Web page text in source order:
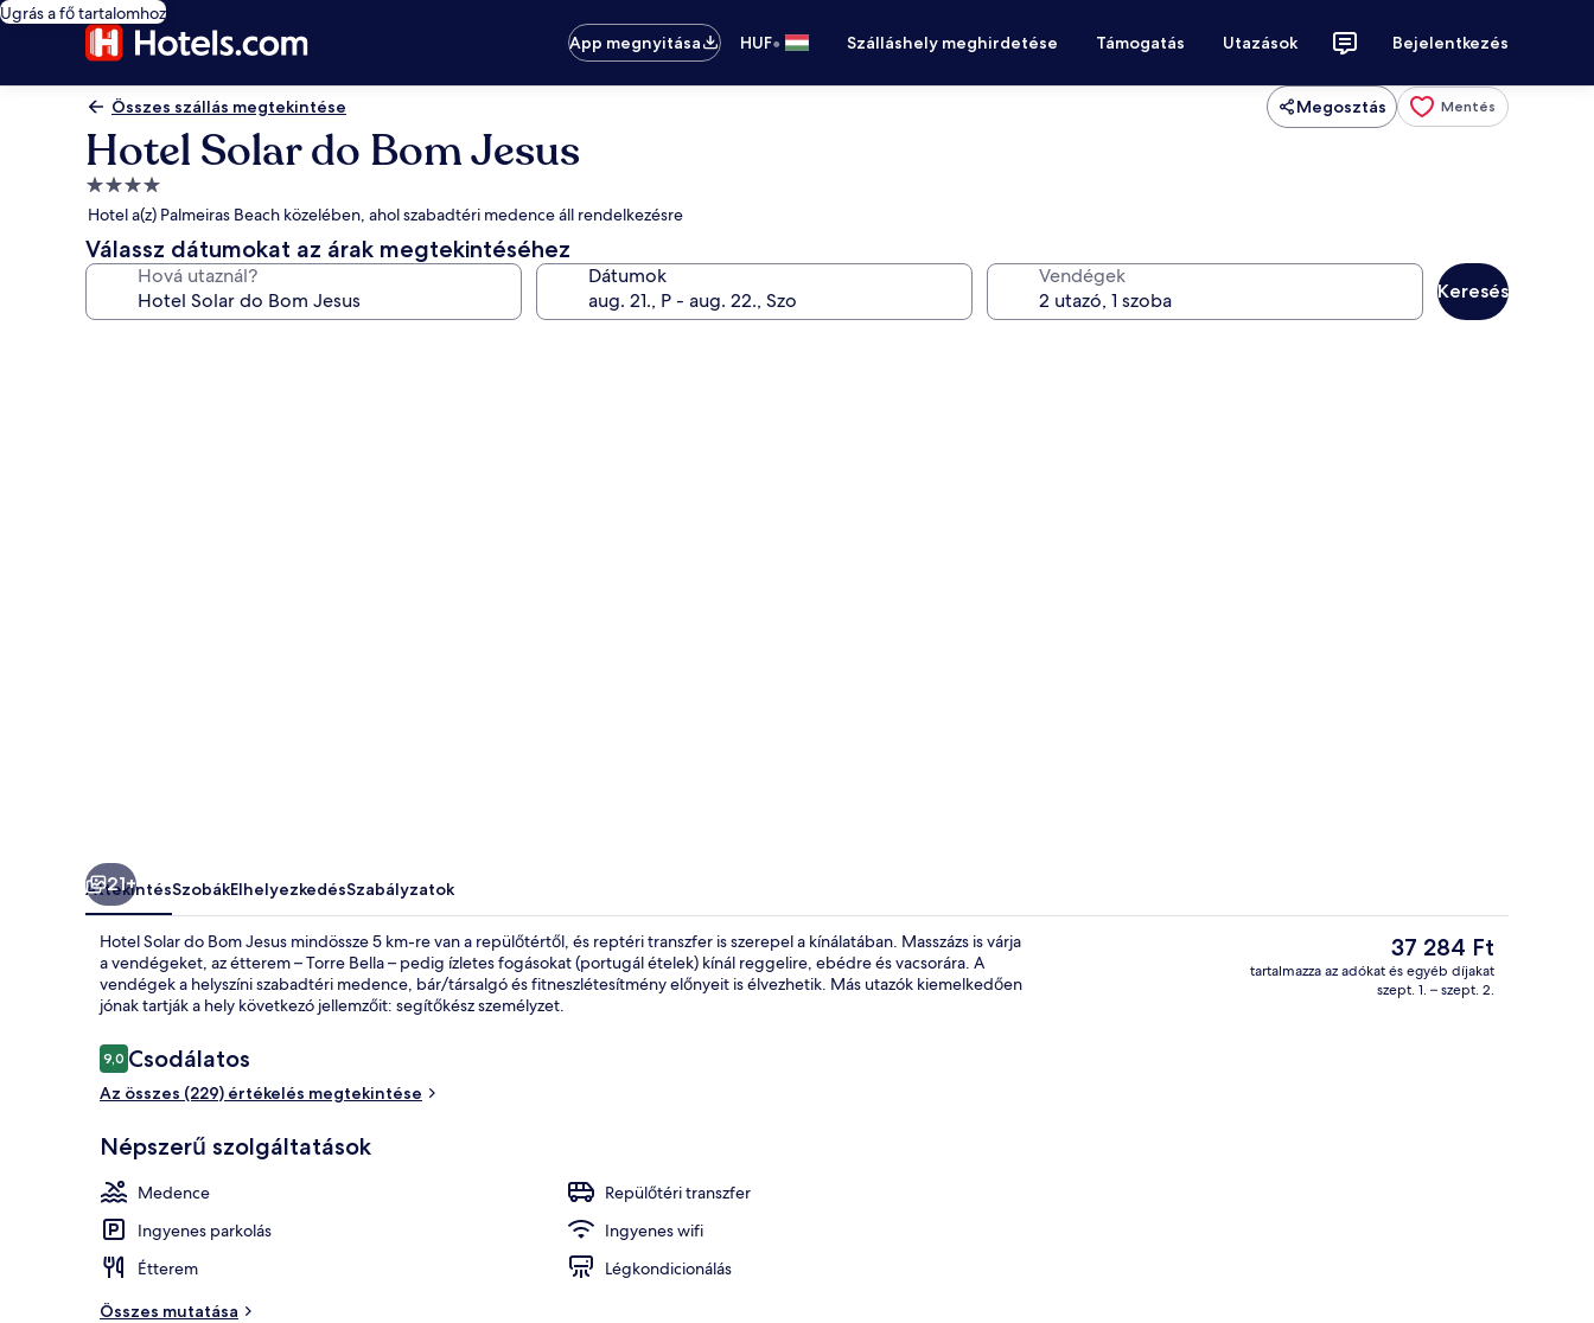
Ugrás a fő tartalomhoz
App megnyitása
HUF• Szálláshely meghirdetése Támogatás Utazások Bejelentkezés
Összes szállás megtekintése Megosztás Mentés
Hotel Solar do Bom Jesus
4.0
csillagos
szálláshely
Hotel a(z) Palmeiras Beach közelében, ahol szabadtéri medence áll rendelkezésre
Válassz dátumokat az árak megtekintéséhez
Hová utaznál? Dátumok Vendégek
Keresés
Reggeli, ebéd és vacsora
21+
ÁttekintésSzobákElhelyezkedésSzabályzatok
Hotel Solar do Bom Jesus mindössze 5 km-re van a repülőtértől, és reptéri transzfer is szerepel a kínálatában. Masszázs is várja
a vendégeket, az étterem – Torre Bella – pedig ízletes fogásokat (portugál ételek) kínál reggelire, ebédre és vacsorára. A
vendégek a helyszíni szabadtéri medence, bár/társalgó és fitneszlétesítmény előnyeit is élvezhetik. Más utazók kiemelkedően
jónak tartják a hely következó jellemzőit: segítőkész személyzet.
Értékelések
9,09,0 ennyiből: 10
Csodálatos
Az összes (229) értékelés megtekintése
Népszerű szolgáltatások
Medence
Repülőtéri transzfer
Ingyenes parkolás
Ingyenes wifi
Étterem
Légkondicionálás
Összes mutatása
A
jelenlegi
ár
37 284 Ft
tartalmazza az adókat és egyéb díjakat
szept. 1. – szept. 2.